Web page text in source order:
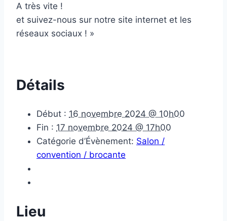
A très vite !
et suivez-nous sur notre site internet et les
réseaux sociaux ! »
Détails
Début : 16 novembre 2024 @ 10h00
Fin : 17 novembre 2024 @ 17h00
Catégorie d’Évènement: Salon /
convention / brocante
Lieu